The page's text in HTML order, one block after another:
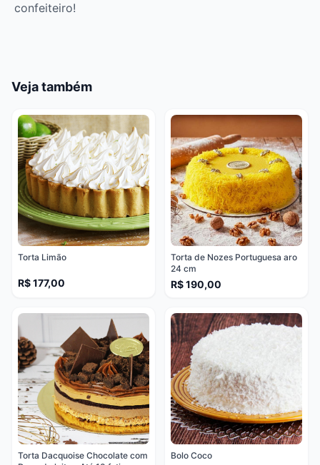
confeiteiro!
Veja também
Torta Limão
R$ 177,00
Torta de Nozes Portuguesa aro
24 cm
R$ 190,00
Torta Dacquoise Chocolate com
Bolo Coco